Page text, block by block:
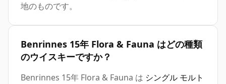
地のものです。
Benrinnes 15年 Flora & Fauna はどの種類
のウイスキーですか？
Benrinnes 15年 Flora & Fauna は シングル モルト